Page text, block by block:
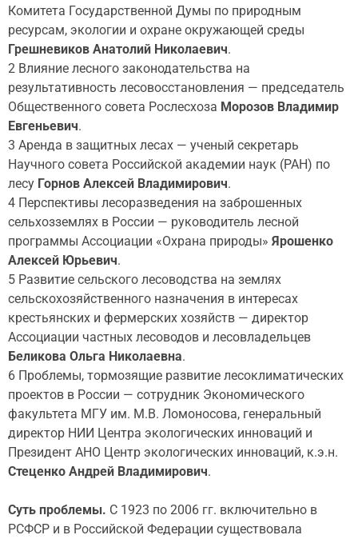
Комитета Государственной Думы по природным
ресурсам, экологии и охране окружающей среды
Грешневиков Анатолий Николаевич.
2 Влияние лесного законодательства на
результативность лесовосстановления — председатель
Общественного совета Рослесхоза Морозов Владимир
Евгеньевич.
3 Аренда в защитных лесах — ученый секретарь
Научного совета Российской академии наук (РАН) по
лесу Горнов Алексей Владимирович.
4 Перспективы лесоразведения на заброшенных
сельхозземлях в России — руководитель лесной
программы Ассоциации «Охрана природы» Ярошенко
Алексей Юрьевич.
5 Развитие сельского лесоводства на землях
сельскохозяйственного назначения в интересах
крестьянских и фермерских хозяйств — директор
Ассоциации частных лесоводов и лесовладельцев
Беликова Ольга Николаевна.
6 Проблемы, тормозящие развитие лесоклиматических
проектов в России — сотрудник Экономического
факультета МГУ им. М.В. Ломоносова, генеральный
директор НИИ Центра экологических инноваций и
Президент АНО Центр экологических инноваций, к.э.н.
Стеценко Андрей Владимирович.
Суть проблемы. С 1923 по 2006 гг. включительно в
РСФСР и в Российской Федерации существовала